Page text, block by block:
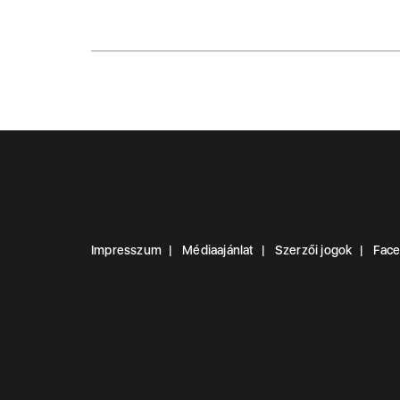
Impresszum Médiaajánlat Szerzői jogok